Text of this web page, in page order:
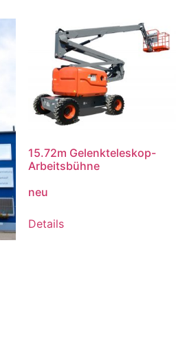
15.72m Gelenkteleskop-
Arbeitsbühne
neu
Details